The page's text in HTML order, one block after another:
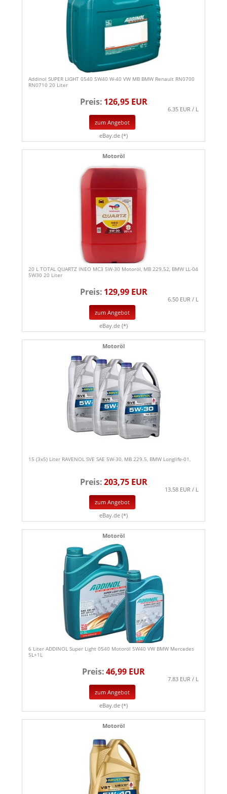
Addinol SUPER LIGHT 0540 5W40 W-40 VW MB BMW Renault RN0700
RN0710 20 Liter
Preis: 126,95 EUR
6.35 EUR / L
zum Angebot
eBay.de (*)
Motoröl
20 L TOTAL QUARTZ INEO MC3 5W-30 Motoröl, MB 229.52, BMW LL-04
5W30 20 Liter
Preis: 129,99 EUR
6.50 EUR / L
zum Angebot
eBay.de (*)
Motoröl
15 (3x5) Liter RAVENOL SVE SAE 5W-30, MB 229.5, BMW Longlife-01,
Preis:203,75 EUR
13.58 EUR / L
zum Angebot
eBay.de (*)
Motoröl
6 Liter ADDINOL Super Light 0540 Motoröl 5W40 VW BMW Mercedes
5L+1L
Preis:46,99 EUR
7.83 EUR / L
zum Angebot
eBay.de (*)
Motoröl